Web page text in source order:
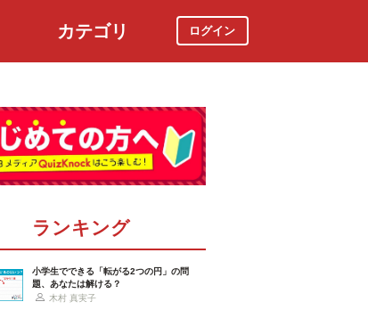
カテゴリ ログイン
ランキング
小学生でできる「転がる2つの円」の問
題、あなたは解ける？
木村 真実子